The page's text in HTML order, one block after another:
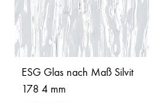
ESG Glas nach Maß Silvit
178 4 mm